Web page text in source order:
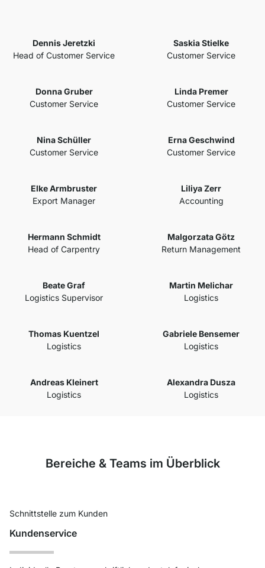
Dennis Jeretzki
Head of Customer Service
Saskia Stielke
Customer Service
Donna Gruber
Customer Service
Linda Premer
Customer Service
Nina Schüller
Customer Service
Erna Geschwind
Customer Service
Elke Armbruster
Export Manager
Liliya Zerr
Accounting
Hermann Schmidt
Head of Carpentry
Malgorzata Götz
Return Management
Beate Graf
Logistics Supervisor
Martin Melichar
Logistics
Thomas Kuentzel
Logistics
Gabriele Bensemer
Logistics
Andreas Kleinert
Logistics
Alexandra Dusza
Logistics
Bereiche & Teams im Überblick
Schnittstelle zum Kunden
Kundenservice